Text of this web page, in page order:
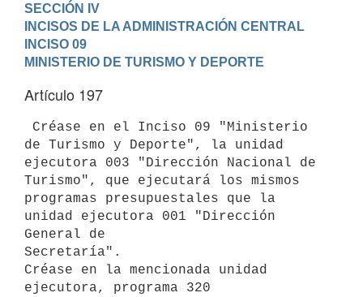
SECCIÓN IV
INCISOS DE LA ADMINISTRACIÓN CENTRAL
INCISO 09
MINISTERIO DE TURISMO Y DEPORTE
Artículo 197
de Turismo y Deporte", la unidad
ejecutora 003 "Dirección Nacional de
Turismo", que ejecutará los mismos
programas presupuestales que la
unidad ejecutora 001 "Dirección
General de
Secretaría".
Créase en la mencionada unidad
ejecutora, programa 320